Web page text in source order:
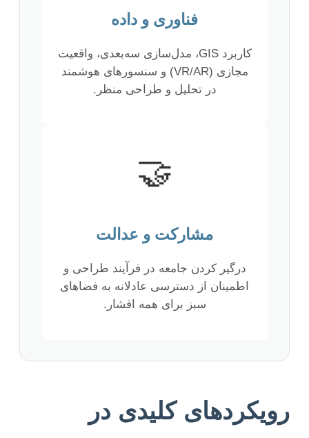
فناوری و داده
کاربرد GIS، مدل‌سازی سه‌بعدی، واقعیت
مجازی (VR/AR) و سنسورهای هوشمند
در تحلیل و طراحی منظر.
🤝
مشارکت و عدالت
درگیر کردن جامعه در فرآیند طراحی و
اطمینان از دسترسی عادلانه به فضاهای
سبز برای همه اقشار.
رویکردهای کلیدی در